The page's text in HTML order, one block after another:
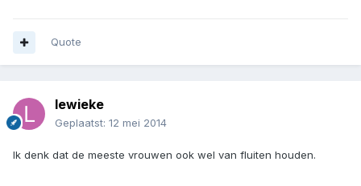
Quote
lewieke
Geplaatst: 12 mei 2014
Ik denk dat de meeste vrouwen ook wel van fluiten houden.